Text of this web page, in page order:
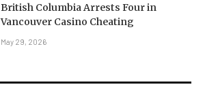
British Columbia Arrests Four in
Vancouver Casino Cheating
May 29, 2026